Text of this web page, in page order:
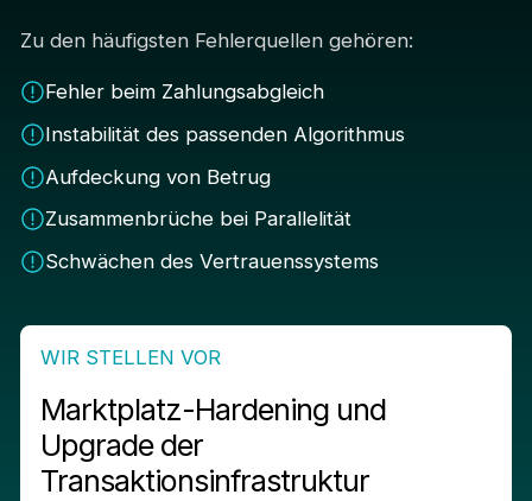
Zu den häufigsten Fehlerquellen gehören:
Fehler beim Zahlungsabgleich
Instabilität des passenden Algorithmus
Aufdeckung von Betrug
Zusammenbrüche bei Parallelität
Schwächen des Vertrauenssystems
WIR STELLEN VOR
Marktplatz-Hardening und
Upgrade der
Transaktionsinfrastruktur